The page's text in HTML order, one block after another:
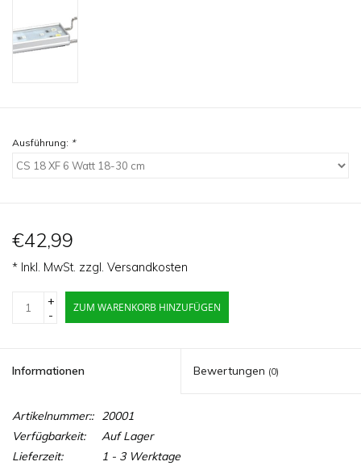
Ausführung: *
€42,99
* Inkl. MwSt. zzgl. Versandkosten
+
-
ZUM WARENKORB HINZUFÜGEN
Informationen Bewertungen (0)
Artikelnummer::
20001
Verfügbarkeit:
Auf Lager
Lieferzeit:
1 - 3 Werktage